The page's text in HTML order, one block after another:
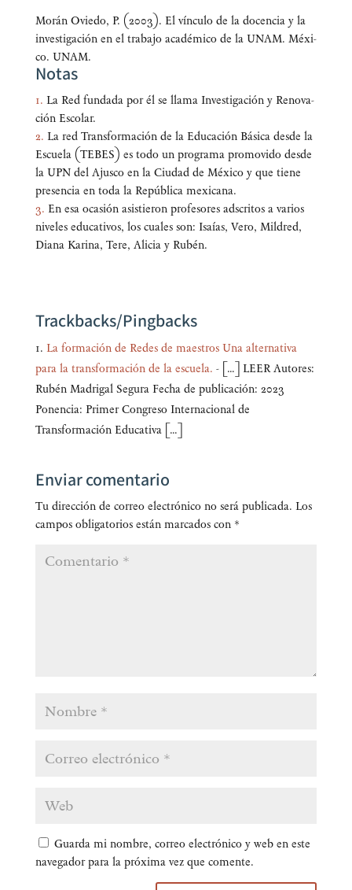
Morán Ovie­do, P. (2003). El víncu­lo de la docen­cia y la
inves­ti­ga­ción en el tra­ba­jo aca­dé­mi­co de la UNAM. Méxi­
co. UNAM.
Notas
1. La Red fun­da­da por él se lla­ma Inves­ti­ga­ción y Reno­va­
ción Escolar.
2. La red Trans­for­ma­ción de la Edu­ca­ción Bási­ca des­de la
Escue­la (TEBES) es todo un pro­gra­ma pro­mo­vi­do des­de
la UPN del Ajus­co en la Ciu­dad de Méxi­co y que tie­ne
pre­sen­cia en toda la Repú­bli­ca mexicana.
3. En esa oca­sión asis­tie­ron pro­fe­so­res ads­cri­tos a varios
nive­les edu­ca­ti­vos, los cua­les son: Isaías, Vero, Mil­dred,
Dia­na Kari­na, Tere, Ali­cia y Rubén.
Trackbacks/Pingbacks
La formación de Redes de maestros Una alternativa
para la transformación de la escuela. - […] LEER Autores:
Rubén Madrigal Segura Fecha de publicación: 2023
Ponencia: Primer Congreso Internacional de
Transformación Educativa […]
Enviar comentario
Tu dirección de correo electrónico no será publicada. Los
campos obligatorios están marcados con *
Guarda mi nombre, correo electrónico y web en este
navegador para la próxima vez que comente.